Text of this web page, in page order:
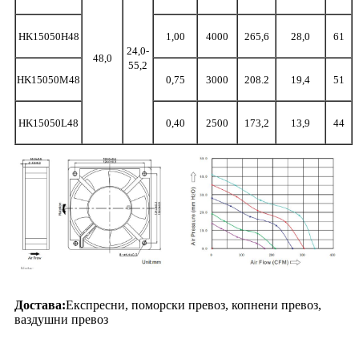
48,0
24,0-
55,2
HK15050H48 1,00 4000 265,6 28,0 61
HK15050M48 0,75 3000 208.2 19,4 51
HK15050L48 0,40 2500 173,2 13,9 44
Достава:Експресни, поморски превоз, копнени превоз,
ваздушни превоз